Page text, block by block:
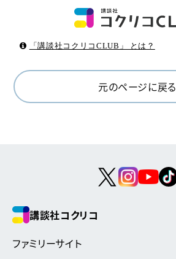
「講談社コクリコCLUB」 とは？
元のページに戻る
講談社コクリコ
ファミリーサイト